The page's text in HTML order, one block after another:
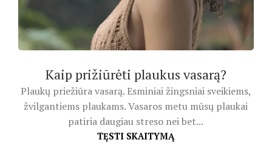
Kaip prižiūrėti plaukus vasarą?
Plaukų priežiūra vasarą. Esminiai žingsniai sveikiems,
žvilgantiems plaukams. Vasaros metu mūsų plaukai
patiria daugiau streso nei bet...
TĘSTI SKAITYMĄ